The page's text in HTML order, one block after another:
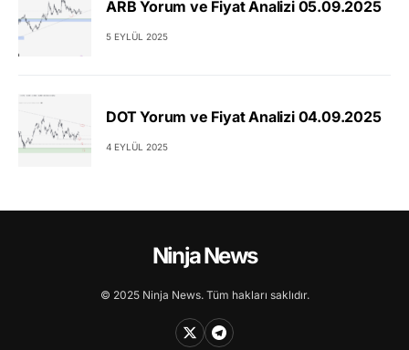
ARB Yorum ve Fiyat Analizi 05.09.2025
5 EYLÜL 2025
DOT Yorum ve Fiyat Analizi 04.09.2025
4 EYLÜL 2025
Ninja News
© 2025 Ninja News. Tüm hakları saklıdır.